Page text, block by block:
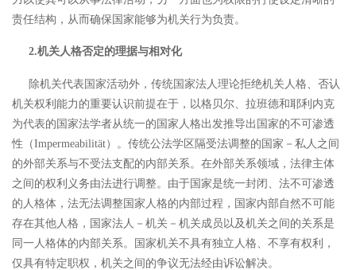
责任结构，从而确保国家能够为机关行为负责。
2.机关人格否定的理据与相对化
除机关代表国家活动外，传统国家法人理论拒绝机关人格、否认
机关权利能力的重要认识前提在于，以格贝尔、拉班德和耶利内克
为代表的国家法学者从统一的国家人格出发推导出国家的不可渗透
性（Impermeabilität）。传统公法学区隔受法调整的国家－私人之间
的外部关系与不受法支配的内部关系。在外部关系领域，法律主体
之间的权利义务由法进行调整。由于国家是统一封闭、法不可渗透
的人格体，法无法调整国家人格的内部过程，国家内部自然不可能
存在其他人格，国家法人－机关－机关成员以及机关之间的关系是
同一人格体的内部关系。
国家机关不具有独立人格、不享有权利，
仅具有特定职权，机关之间的争议无法经由诉讼解决。